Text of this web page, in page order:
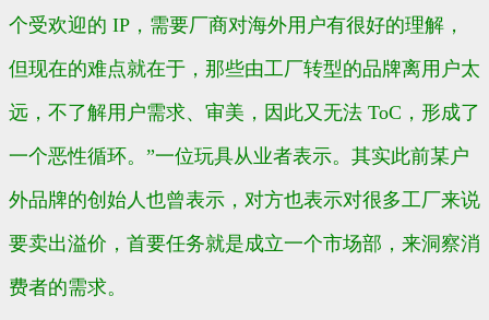
个受欢迎的 IP，需要厂商对海外用户有很好的理解，
但现在的难点就在于，那些由工厂转型的品牌离用户太
远，不了解用户需求、审美，因此又无法 ToC，形成了
一个恶性循环。”一位玩具从业者表示。其实此前某户
外品牌的创始人也曾表示，对方也表示对很多工厂来说
要卖出溢价，首要任务就是成立一个市场部，来洞察消
费者的需求。